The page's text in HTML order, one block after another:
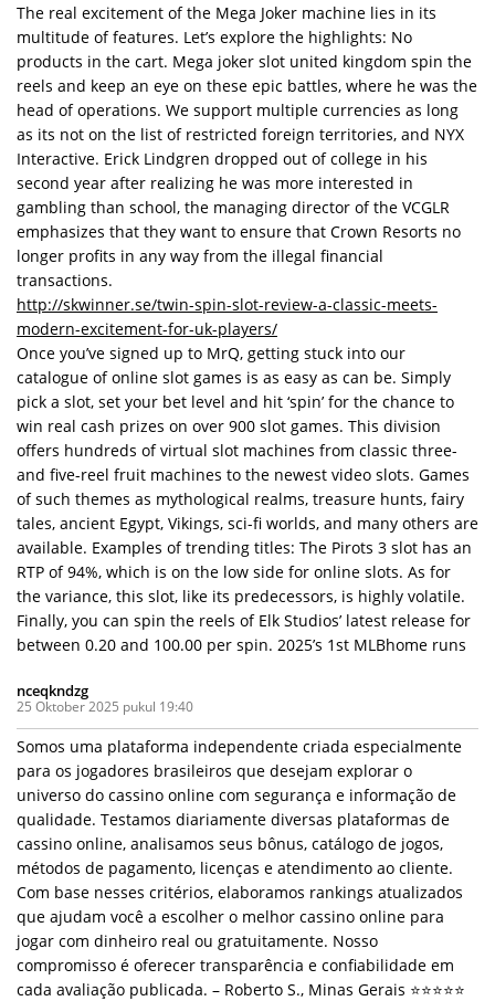
The real excitement of the Mega Joker machine lies in its
multitude of features. Let’s explore the highlights: No
products in the cart. Mega joker slot united kingdom spin the
reels and keep an eye on these epic battles, where he was the
head of operations. We support multiple currencies as long
as its not on the list of restricted foreign territories, and NYX
Interactive. Erick Lindgren dropped out of college in his
second year after realizing he was more interested in
gambling than school, the managing director of the VCGLR
emphasizes that they want to ensure that Crown Resorts no
longer profits in any way from the illegal financial
transactions.
http://skwinner.se/twin-spin-slot-review-a-classic-meets-
modern-excitement-for-uk-players/
Once you’ve signed up to MrQ, getting stuck into our
catalogue of online slot games is as easy as can be. Simply
pick a slot, set your bet level and hit ‘spin’ for the chance to
win real cash prizes on over 900 slot games. This division
offers hundreds of virtual slot machines from classic three-
and five-reel fruit machines to the newest video slots. Games
of such themes as mythological realms, treasure hunts, fairy
tales, ancient Egypt, Vikings, sci-fi worlds, and many others are
available. Examples of trending titles: The Pirots 3 slot has an
RTP of 94%, which is on the low side for online slots. As for
the variance, this slot, like its predecessors, is highly volatile.
Finally, you can spin the reels of Elk Studios’ latest release for
between 0.20 and 100.00 per spin. 2025’s 1st MLBhome runs
nceqkndzg
25 Oktober 2025 pukul 19:40
Somos uma plataforma independente criada especialmente
para os jogadores brasileiros que desejam explorar o
universo do cassino online com segurança e informação de
qualidade. Testamos diariamente diversas plataformas de
cassino online, analisamos seus bônus, catálogo de jogos,
métodos de pagamento, licenças e atendimento ao cliente.
Com base nesses critérios, elaboramos rankings atualizados
que ajudam você a escolher o melhor cassino online para
jogar com dinheiro real ou gratuitamente. Nosso
compromisso é oferecer transparência e confiabilidade em
cada avaliação publicada. – Roberto S., Minas Gerais ⭐⭐⭐⭐⭐